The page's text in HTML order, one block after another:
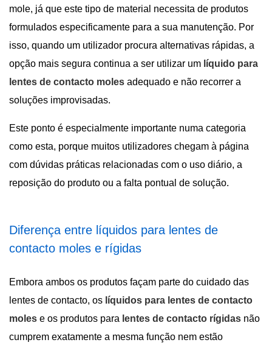
mole, já que este tipo de material necessita de produtos
formulados especificamente para a sua manutenção. Por
isso, quando um utilizador procura alternativas rápidas, a
opção mais segura continua a ser utilizar um líquido para
lentes de contacto moles adequado e não recorrer a
soluções improvisadas.
Este ponto é especialmente importante numa categoria
como esta, porque muitos utilizadores chegam à página
com dúvidas práticas relacionadas com o uso diário, a
reposição do produto ou a falta pontual de solução.
Diferença entre líquidos para lentes de
contacto moles e rígidas
Embora ambos os produtos façam parte do cuidado das
lentes de contacto, os líquidos para lentes de contacto
moles e os produtos para lentes de contacto rígidas não
cumprem exatamente a mesma função nem estão